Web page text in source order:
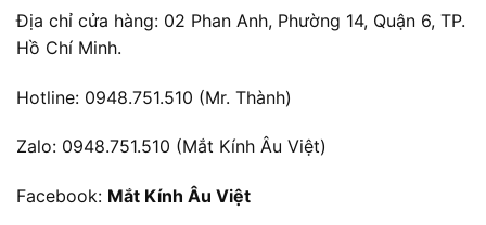
Địa chỉ cửa hàng: 02 Phan Anh, Phường 14, Quận 6, TP.
Hồ Chí Minh.
Hotline: 0948.751.510 (Mr. Thành)
Zalo: 0948.751.510 (Mắt Kính Âu Việt)
Facebook: Mắt Kính Âu Việt